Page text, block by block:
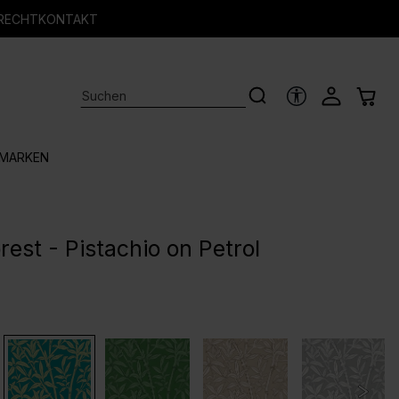
KONTAKT
HILFSTOOLS
MARKEN
- Pistachio on Petrol